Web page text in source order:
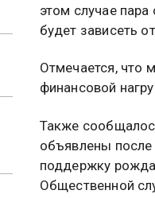
этом случае
будет зависеть
Отмечается, что
финансовой
Также
объявлены после
поддержку
Общественной